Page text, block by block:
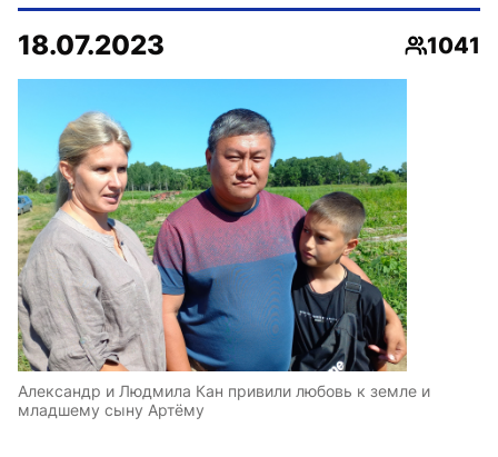
18.07.2023
1041
Александр и Людмила Кан привили любовь к земле и
младшему сыну Артёму